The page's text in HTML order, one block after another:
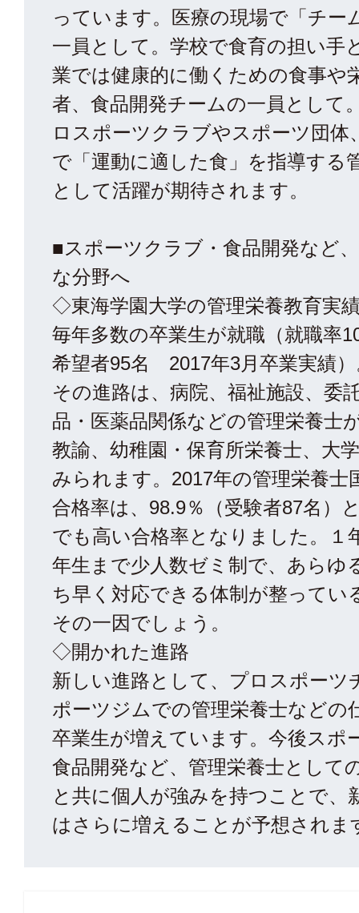
っています。医療の現場で「チー
一員として。学校で食育の担い手
業では健康的に働くための食事や
者、食品開発チームの一員として
ロスポーツクラブやスポーツ団体
で「運動に適した食」を指導する
として活躍が期待されます。
■スポーツクラブ・食品開発など
な分野へ
◇東海学園大学の管理栄養教育実
毎年多数の卒業生が就職（就職率
希望者95名 2017年3月卒業実績
その進路は、病院、福祉施設、委
品・医薬品関係などの管理栄養士
教諭、幼稚園・保育所栄養士、大
みられます。2017年の管理栄養士
合格率は、98.9％（受験者87名）
でも高い合格率となりました。１
年生まで少人数ゼミ制で、あらゆ
ち早く対応できる体制が整ってい
その一因でしょう。
◇開かれた進路
新しい進路として、プロスポーツ
ポーツジムでの管理栄養士などの
卒業生が増えています。今後スポ
食品開発など、管理栄養士として
と共に個人が強みを持つことで、
はさらに増えることが予想されま